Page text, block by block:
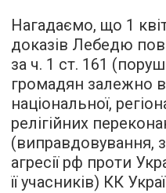
Нагадаємо, що 1
доказів Лебедю
за ч. 1 ст. 161
громадян залежно
національної,
релігійних
(виправдовування,
агресії рф проти
її учасників) КК